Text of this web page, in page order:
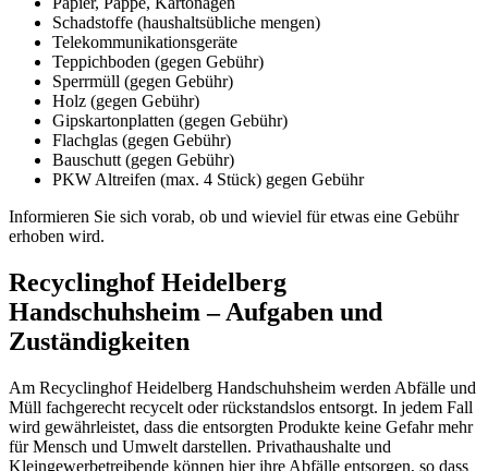
Schadstoffe (haushaltsübliche mengen)
Telekommunikationsgeräte
Teppichboden (gegen Gebühr)
Sperrmüll (gegen Gebühr)
Holz (gegen Gebühr)
Gipskartonplatten (gegen Gebühr)
Flachglas (gegen Gebühr)
Bauschutt (gegen Gebühr)
PKW Altreifen (max. 4 Stück) gegen Gebühr
Informieren Sie sich vorab, ob und wieviel für etwas eine Gebühr
erhoben wird.
Recyclinghof Heidelberg
Handschuhsheim – Aufgaben und
Zuständigkeiten
Am Recyclinghof Heidelberg Handschuhsheim werden Abfälle und
Müll fachgerecht recycelt oder rückstandslos entsorgt. In jedem Fall
wird gewährleistet, dass die entsorgten Produkte keine Gefahr mehr
für Mensch und Umwelt darstellen. Privathaushalte und
Kleingewerbetreibende können hier ihre Abfälle entsorgen, so dass